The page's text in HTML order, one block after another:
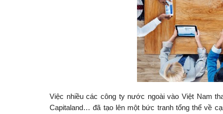
Việc nhiều các công ty nước ngoài vào Việt Nam
Capitaland… đã tạo lên một bức tranh tổng thể về